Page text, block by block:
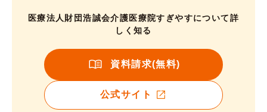
医療法人財団浩誠会介護医療院すぎやすについて詳
しく知る
資料請求(無料)
公式サイト